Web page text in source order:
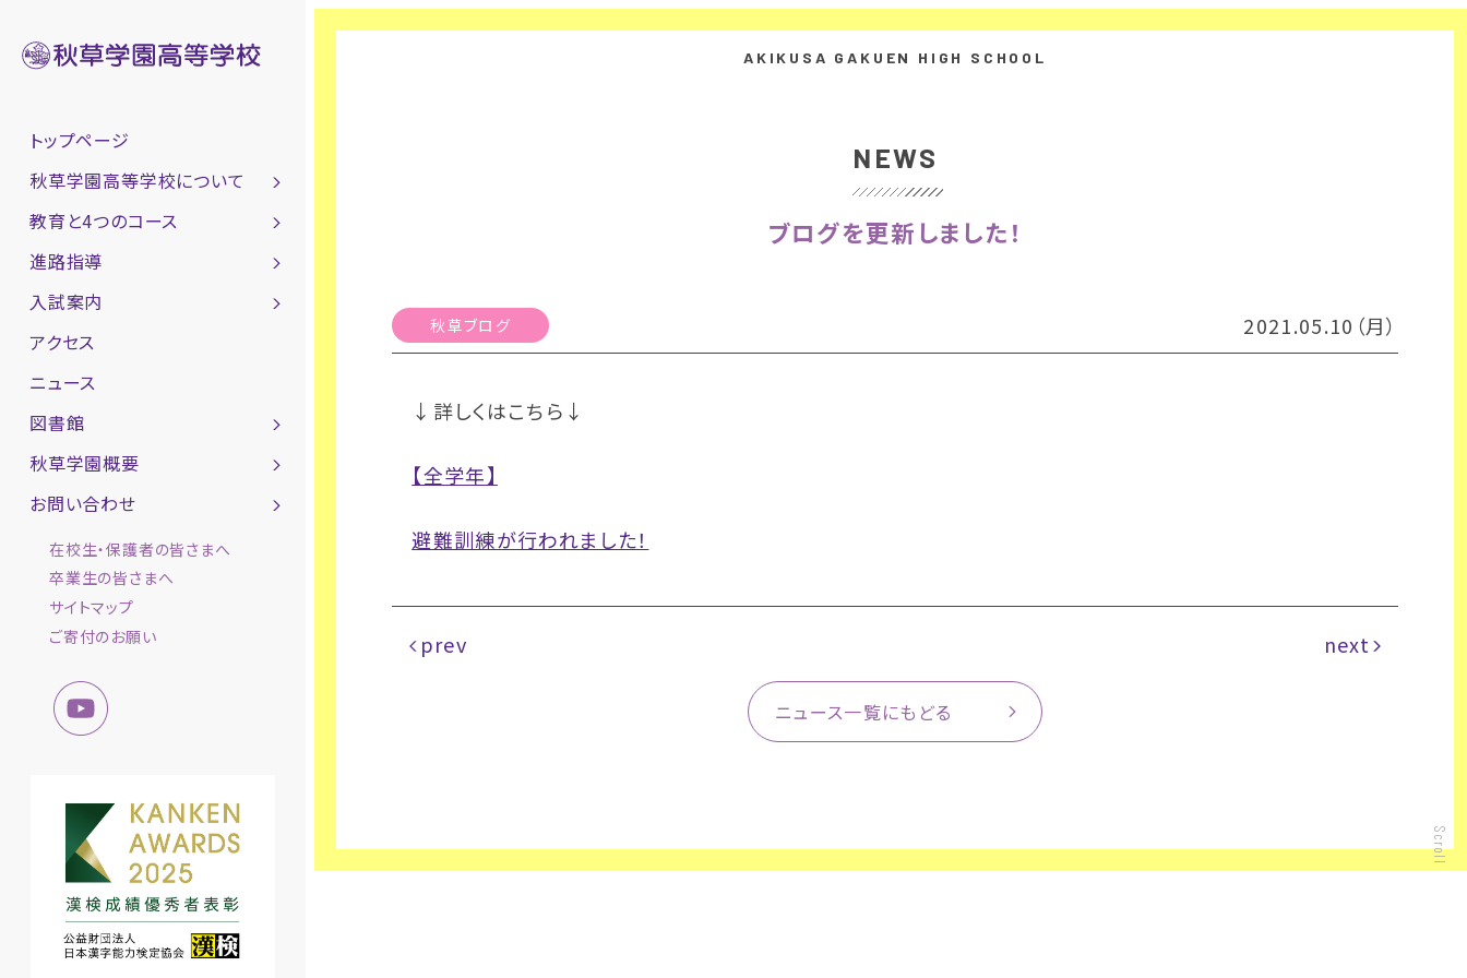
トップページ
秋草学園高等学校について
教育と4つのコース
進路指導
入試案内
アクセス
ニュース
図書館
秋草学園概要
お問い合わせ
在校生・保護者の皆さまへ
卒業生の皆さまへ
サイトマップ
ご寄付のお願い
NEWS
ブログを更新しました！
秋草ブログ 2021.05.10（月）
↓詳しくはこちら↓
【全学年】
避難訓練が行われました！
prev next
ニュース一覧にもどる
Scroll